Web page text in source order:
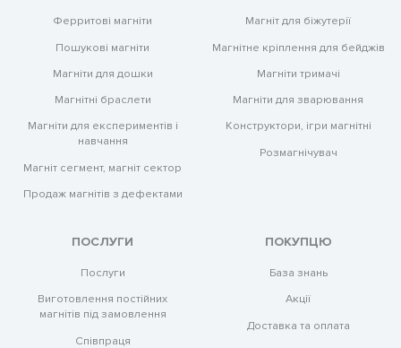
Ферритові магніти
Пошукові магніти
Магніти для дошки
Магнітні браслети
Магніти для експериментів і
навчання
Магніт сегмент, магніт сектор
Продаж магнітів з дефектами
Магніт для біжутерії
Магнітне кріплення для бейджів
Магніти тримачі
Магніти для зварювання
Конструктори, ігри магнітні
Розмагнічувач
ПОСЛУГИ
Послуги
Виготовлення постійних
магнітів під замовлення
Співпраця
ПОКУПЦЮ
База знань
Акції
Доставка та оплата